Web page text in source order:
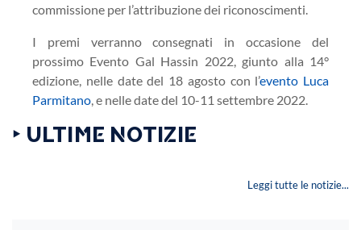
commissione per l’attribuzione dei riconoscimenti.
I premi verranno consegnati in occasione del
prossimo Evento Gal Hassin 2022, giunto alla 14°
edizione, nelle date del 18 agosto con l’evento Luca
Parmitano, e nelle date del 10-11 settembre 2022.
‣ ULTIME NOTIZIE
Leggi tutte le notizie...